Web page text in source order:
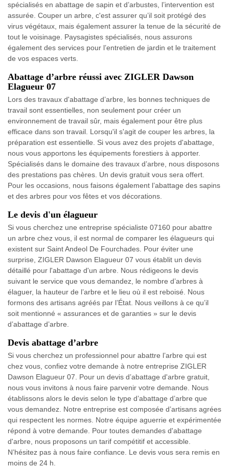
spécialisés en abattage de sapin et d’arbustes, l’intervention est
assurée. Couper un arbre, c'est assurer qu’il soit protégé des
virus végétaux, mais également assurer la tenue de la sécurité de
tout le voisinage. Paysagistes spécialisés, nous assurons
également des services pour l’entretien de jardin et le traitement
de vos espaces verts.
Abattage d’arbre réussi avec ZIGLER Dawson
Elagueur 07
Lors des travaux d'abattage d’arbre, les bonnes techniques de
travail sont essentielles, non seulement pour créer un
environnement de travail sûr, mais également pour être plus
efficace dans son travail. Lorsqu'il s'agit de couper les arbres, la
préparation est essentielle. Si vous avez des projets d'abattage,
nous vous apportons les équipements forestiers à apporter.
Spécialisés dans le domaine des travaux d’arbre, nous disposons
des prestations pas chères. Un devis gratuit vous sera offert.
Pour les occasions, nous faisons également l’abattage des sapins
et des arbres pour vos fêtes et vos décorations.
Le devis d'un élagueur
Si vous cherchez une entreprise spécialiste 07160 pour abattre
un arbre chez vous, il est normal de comparer les élagueurs qui
existent sur Saint Andeol De Fourchades. Pour éviter une
surprise, ZIGLER Dawson Elagueur 07 vous établit un devis
détaillé pour l'abattage d'un arbre. Nous rédigeons le devis
suivant le service que vous demandez, le nombre d’arbres à
élaguer, la hauteur de l’arbre et le lieu où il est reboisé. Nous
formons des artisans agréés par l’État. Nous veillons à ce qu’il
soit mentionné « assurances et de garanties » sur le devis
d’abattage d’arbre.
Devis abattage d’arbre
Si vous cherchez un professionnel pour abattre l’arbre qui est
chez vous, confiez votre demande à notre entreprise ZIGLER
Dawson Elagueur 07. Pour un devis d’abattage d'arbre gratuit,
nous vous invitons à nous faire parvenir votre demande. Nous
établissons alors le devis selon le type d’abattage d’arbre que
vous demandez. Notre entreprise est composée d’artisans agrées
qui respectent les normes. Notre équipe aguerrie et expérimentée
répond à votre demande. Pour toutes demandes d'abattage
d'arbre, nous proposons un tarif compétitif et accessible.
N’hésitez pas à nous faire confiance. Le devis vous sera remis en
moins de 24 h.